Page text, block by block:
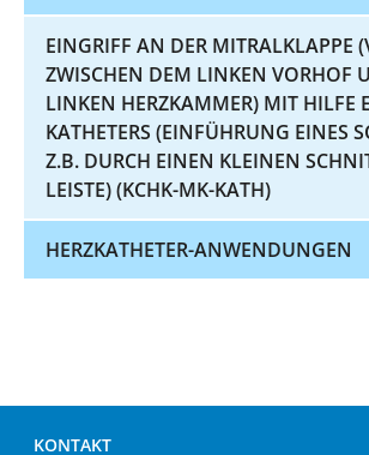
EINGRIFF AN DER MITRALKLAPPE
ZWISCHEN DEM LINKEN VORHOF
LINKEN HERZKAMMER) MIT HILFE
KATHETERS (EINFÜHRUNG EINES
Z.B. DURCH EINEN KLEINEN
LEISTE) (KCHK-MK-KATH)
HERZKATHETER-ANWENDUNGEN
KONTAKT